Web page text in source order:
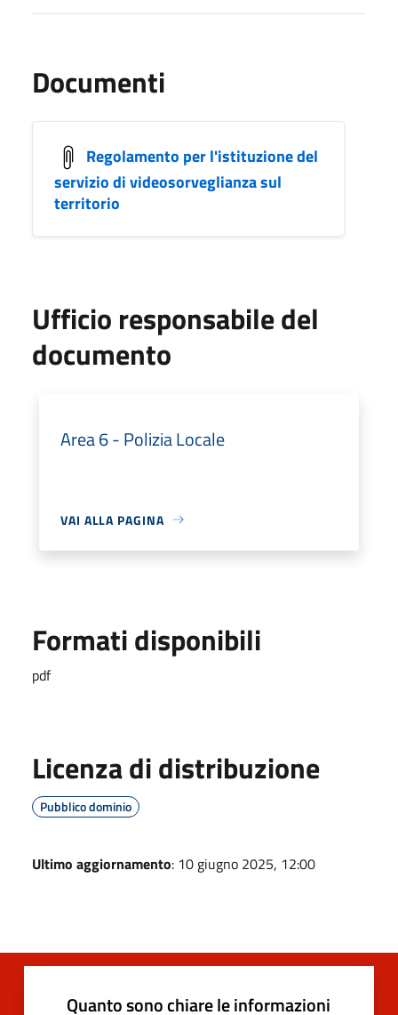
Documenti
Regolamento per l'istituzione del
servizio di videosorveglianza sul
territorio
Ufficio responsabile del
documento
Area 6 - Polizia Locale
VAI ALLA PAGINA
Formati disponibili
pdf
Licenza di distribuzione
Pubblico dominio
Ultimo aggiornamento: 10 giugno 2025, 12:00
Quanto sono chiare le informazioni